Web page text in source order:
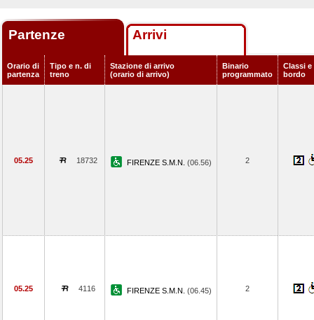
Partenze Arrivi
Orario di
partenza
Tipo e n. di
treno
Stazione di arrivo
(orario di arrivo)
Binario
programmato
Classi e
bordo
05.25 18732 FIRENZE S.M.N. (06.56) 2
05.25 4116 FIRENZE S.M.N. (06.45) 2